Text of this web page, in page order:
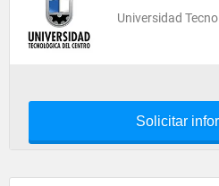
Universidad
Solicitar